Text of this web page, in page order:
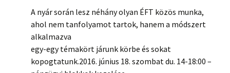
A nyár során lesz néhány olyan ÉFT közös munka,
ahol nem tanfolyamot tartok, hanem a módszert
alkalmazva
egy-egy témakört járunk körbe és sokat
kopogtatunk.2016. június 18. szombat du. 14-18:00 –